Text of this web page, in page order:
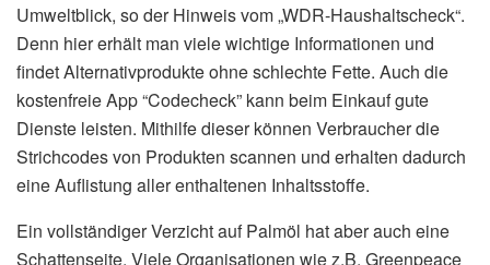
Umweltblick, so der Hinweis vom „WDR-Haushaltscheck“.
Denn hier erhält man viele wichtige Informationen und
findet Alternativprodukte ohne schlechte Fette. Auch die
kostenfreie App “Codecheck” kann beim Einkauf gute
Dienste leisten. Mithilfe dieser können Verbraucher die
Strichcodes von Produkten scannen und erhalten dadurch
eine Auflistung aller enthaltenen Inhaltsstoffe.
Ein vollständiger Verzicht auf Palmöl hat aber auch eine
Schattenseite. Viele Organisationen wie z.B. Greenpeace